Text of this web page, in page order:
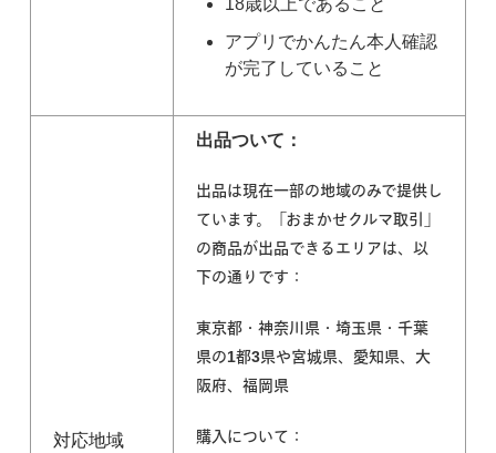
アプリでかんたん本人確認
が完了していること
対応地域
出品ついて：
出品は現在一部の地域のみで提供し
ています。
「おまかせクルマ取引」
の商品が出品できるエリアは、以
下の通りです：
東京都・神奈川県・埼玉県・千葉
県の1都3県や宮城県、愛知県、大
阪府、福岡県
購入について：